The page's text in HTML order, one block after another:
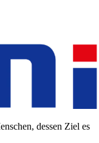
dessen Ziel es